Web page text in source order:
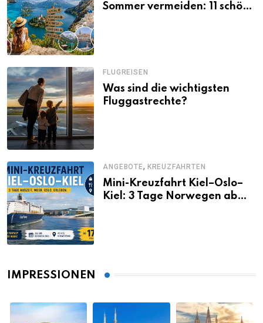
Sommer vermeiden: 11 schöne
FLUGREISEN
Was sind die wichtigsten
Fluggastrechte?
ANGEBOTE, KREUZFAHRTEN
Mini-Kreuzfahrt Kiel–Oslo–
Kiel: 3 Tage Norwegen ab
IMPRESSIONEN